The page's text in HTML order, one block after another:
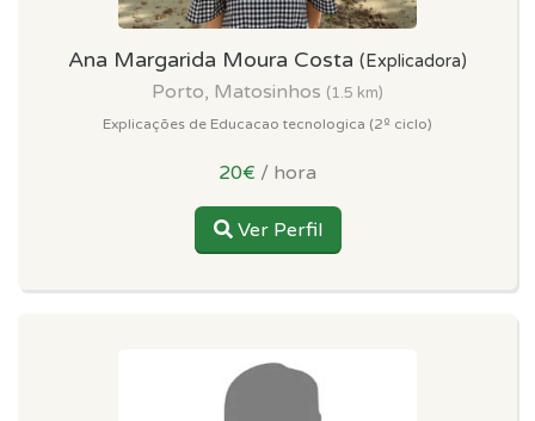
Ana Margarida Moura Costa (Explicadora)
Porto, Matosinhos (1.5 km)
Explicações de Educacao tecnologica (2º ciclo)
20€ / hora
Ver Perfil